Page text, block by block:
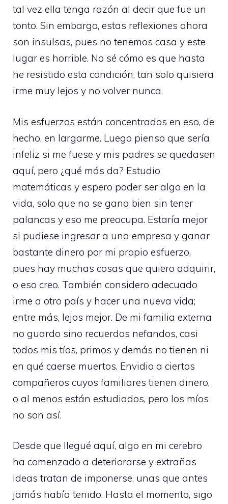
tal vez ella tenga razón al decir que fue un
tonto. Sin embargo, estas reflexiones ahora
son insulsas, pues no tenemos casa y este
lugar es horrible. No sé cómo es que hasta
he resistido esta condición, tan solo quisiera
irme muy lejos y no volver nunca.
Mis esfuerzos están concentrados en eso, de
hecho, en largarme. Luego pienso que sería
infeliz si me fuese y mis padres se quedasen
aquí, pero ¿qué más da? Estudio
matemáticas y espero poder ser algo en la
vida, solo que no se gana bien sin tener
palancas y eso me preocupa. Estaría mejor
si pudiese ingresar a una empresa y ganar
bastante dinero por mi propio esfuerzo,
pues hay muchas cosas que quiero adquirir,
o eso creo. También considero adecuado
irme a otro país y hacer una nueva vida;
entre más, lejos mejor. De mi familia externa
no guardo sino recuerdos nefandos, casi
todos mis tíos, primos y demás no tienen ni
en qué caerse muertos. Envidio a ciertos
compañeros cuyos familiares tienen dinero,
o al menos están estudiados, pero los míos
no son así.
Desde que llegué aquí, algo en mi cerebro
ha comenzado a deteriorarse y extrañas
ideas tratan de imponerse, unas que antes
jamás había tenido. Hasta el momento, sigo